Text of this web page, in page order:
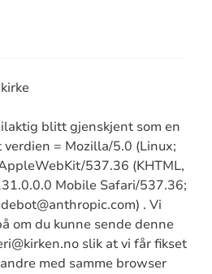
blitt gjenskjent som en
= Mozilla/5.0 (Linux;
537.36 (KHTML,
Mobile Safari/537.36;
. Vi
om du kunne sende denne
slik at vi får fikset
med samme browser